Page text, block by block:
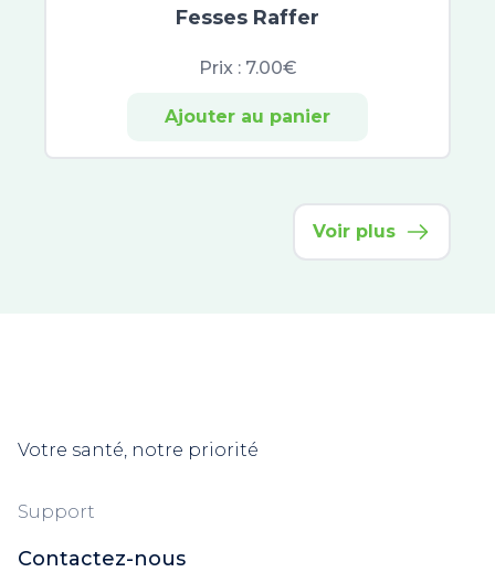
Fesses Raffer
Prix : 7.00€
Ajouter au panier
Voir plus
Votre santé, notre priorité
Support
Contactez-nous